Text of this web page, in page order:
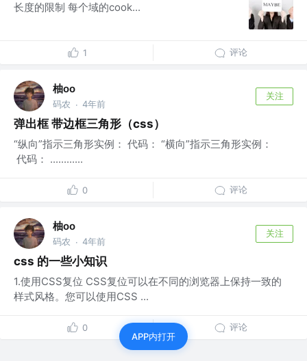
长度的限制 每个域的cook...
1 评论
柚oo
码农 · 4年前
关注
弹出框 带边框三角形（css）
“纵向”指示三角形实例： 代码： “横向”指示三角形实例：
代码： ............
0 评论
柚oo
码农 · 4年前
关注
css 的一些小知识
1.使用CSS复位 CSS复位可以在不同的浏览器上保持一致的
样式风格。您可以使用CSS ...
0
评论
APP内打开